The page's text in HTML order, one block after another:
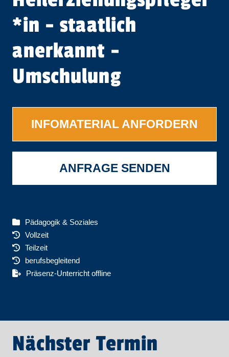
*in - staatlich
anerkannt -
Umschulung
INFOMATERIAL ANFORDERN
ANFRAGE SENDEN
Pädagogik & Soziales
Vollzeit
Teilzeit
berufsbegleitend
Präsenz-Unterricht offline
Nächster Termin